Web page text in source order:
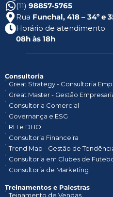
(11) 98857-5765
Rua Funchal, 418 – 34º e
Horário de atendimento
08h às 18h
Consultoria
Great Strategy - Consultoria
Great Master - Gestão
Consultoria Comercial
Governança e ESG
RH e DHO
Consultoria Financeira
Trend Map - Gestão de
Consultoria em Clubes de
Consultoria de Marketing
Treinamentos e Palestras​
Teinamento de Vendas